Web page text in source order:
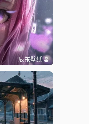
辰东壁纸